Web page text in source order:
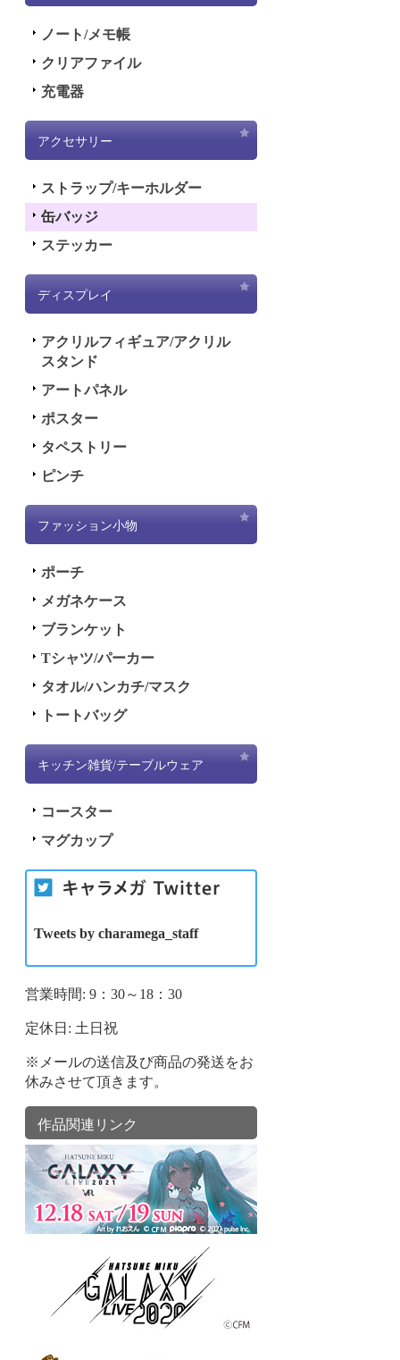
ノート/メモ帳
クリアファイル
充電器
アクセサリー
ストラップ/キーホルダー
缶バッジ
ステッカー
ディスプレイ
アクリルフィギュア/アクリル
スタンド
アートパネル
ポスター
タペストリー
ピンチ
ファッション小物
ポーチ
メガネケース
ブランケット
Tシャツ/パーカー
タオル/ハンカチ/マスク
トートバッグ
キッチン雑貨/テーブルウェア
コースター
マグカップ
Tweets by charamega_staff
営業時間: 9：30～18：30
定休日: 土日祝
※メールの送信及び商品の発送をお
休みさせて頂きます。
作品関連リンク